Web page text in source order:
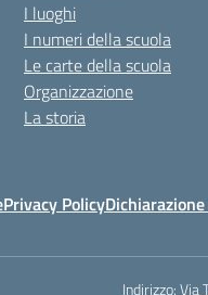
I luoghi
I numeri della scuola
Le carte della scuola
Organizzazione
La storia
Privacy Policy
Indirizzo:Via